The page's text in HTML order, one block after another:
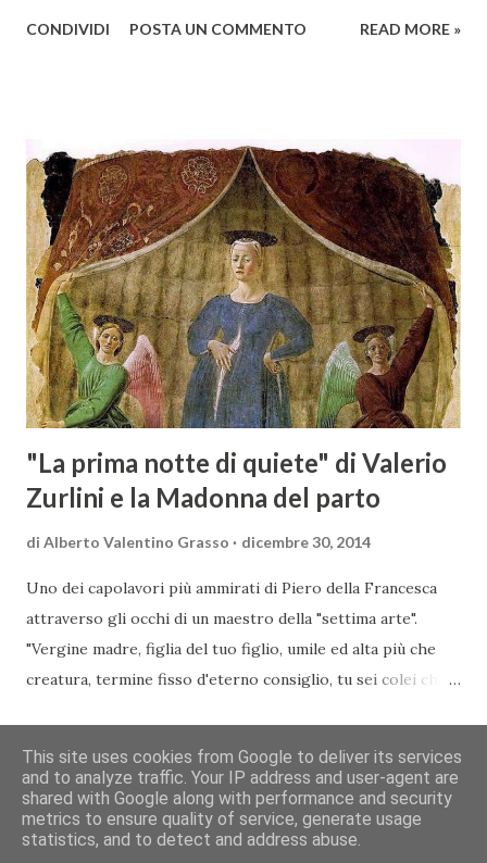
presso l’Hotel Regina di Vienna dalla società Wein & Kultur,
territorio maremmano: Consorzio Tutela Vini della
Maremma Toscana, del Montecucco e del Morellino di
Scansano. Scopo dell’iniziativa è stato quello di promuovere
le eccellenze vitivinicole della regione in Austria, un
mercato dove il potenziale di crescita è ancora molto alto,
assistendo i produttori nella creazione di contatti
commerciali con gli operatori locali. Gli organizzatori
dell’evento, Christian Bauer, austriaco ed esperto di vini e
conoscitore dei mercati di lingua tedes...
CONDIVIDI POSTA UN COMMENTO READ MORE »
"La prima notte di quiete" di Valerio
Zurlini e la Madonna del parto
di Alberto Valentino Grasso dicembre 30, 2014
Uno dei capolavori più ammirati di Piero della Francesca
attraverso gli occhi di un maestro della "settima arte".
"Vergine madre, figlia del tuo figlio, umile ed alta più che
creatura, termine fisso d'eterno consiglio, tu sei colei che
Maria a Momentana, isolata in mezzo al verde delle pendici
collinari di Monterchi, Piero della Francesca dipinse in soli
sette giorni uno dei suoi più noti e ammirati capolavori che
CONDIVIDI POSTA UN COMMENTO READ MORE »
Chi siamoContattiCookiePrivacyCopyright&Disclaimer
© 2013 You Wine Magazine | Rivista Culturale (art. 28 L.69/63)
This site uses cookies from Google to deliver its services
and to analyze traffic. Your IP address and user-agent are
shared with Google along with performance and security
metrics to ensure quality of service, generate usage
statistics, and to detect and address abuse.